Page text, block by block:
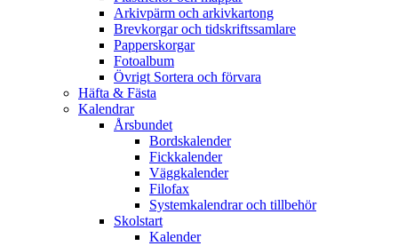
Arkivpärm och arkivkartong
Brevkorgar och tidskriftssamlare
Papperskorgar
Fotoalbum
Övrigt Sortera och förvara
Häfta & Fästa
Kalendrar
Årsbundet
Bordskalender
Fickkalender
Väggkalender
Filofax
Systemkalendrar och tillbehör
Skolstart
Kalender